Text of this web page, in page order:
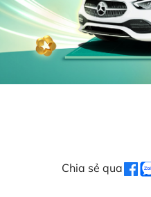
Chia sẻ qua